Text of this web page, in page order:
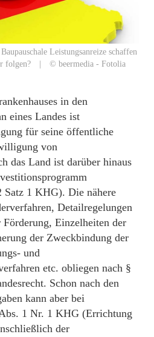
Leistungsanreize schaffen
folgen? | © beermedia - Fotolia
in den
eines Landes ist
für seine öffentliche
von
das Land ist darüber hinaus
1 KHG). Die nähere
Detailregelungen
Einzelheiten der
der Zweckbindung der
und
etc. obliegen nach §
Schon nach den
kann aber bei
1 Nr. 1 KHG (Errichtung
der